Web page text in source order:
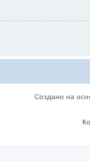
Создано на